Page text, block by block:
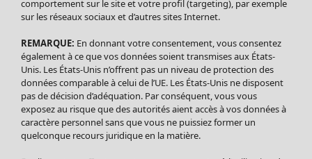
Soldes Vêtements
Tous les vêtements
Robes
Tuniques
Blouses
Tops
Gilets
Pantalon
Jupes
comportement sur le site et votre profil (targeting), par exemple
sur les réseaux sociaux et d’autres sites Internet.
REMARQUE: En donnant votre consentement, vous consentez
également à ce que vos données soient transmises aux États-
Unis. Les États-Unis n’offrent pas un niveau de protection des
données comparable à celui de l’UE. Les États-Unis ne disposent
pas de décision d’adéquation. Par conséquent, vous vous
exposez au risque que des autorités aient accès à vos données à
caractère personnel sans que vous ne puissiez former un
quelconque recours juridique en la matière.